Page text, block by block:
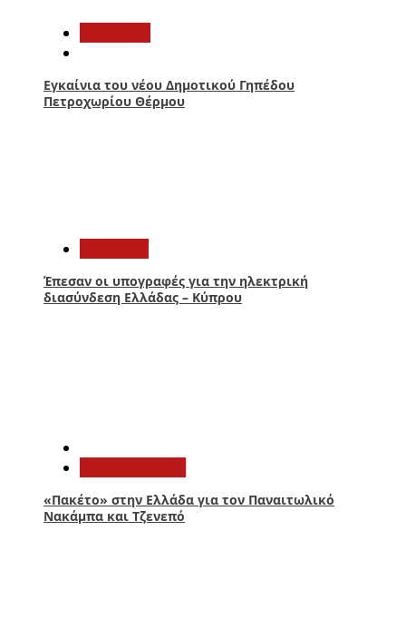
Εγκαίνια του νέου Δημοτικού Γηπέδου
Πετροχωρίου Θέρμου
Έπεσαν οι υπογραφές για την ηλεκτρική
διασύνδεση Ελλάδας – Κύπρου
«Πακέτο» στην Ελλάδα για τον Παναιτωλικό
Νακάμπα και Τζενεπό